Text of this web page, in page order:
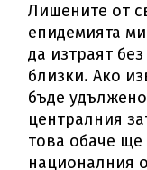
Лишените от
епидемията
да изтраят
близки. Ако
бъде
централния
това обаче
националния